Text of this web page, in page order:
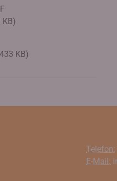
KB)
KB)
Telefon:
E-Mail: